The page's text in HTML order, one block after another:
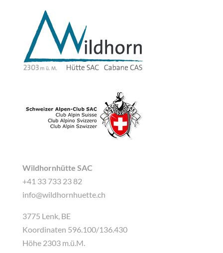
Wildhornhütte SAC
+41 33 733 23 82
info@wildhornhuette.ch
3775 Lenk, BE
Koordinaten 596.100/136.430
Höhe 2303 m.ü.M.